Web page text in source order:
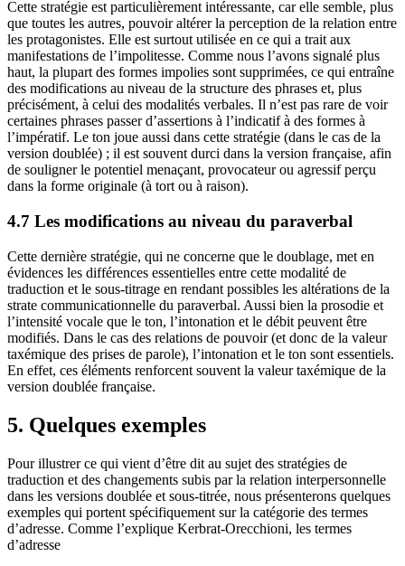
Cette stratégie est particulièrement intéressante, car elle semble, plus
que toutes les autres, pouvoir altérer la perception de la relation entre
les protagonistes. Elle est surtout utilisée en ce qui a trait aux
manifestations de l’impolitesse. Comme nous l’avons signalé plus
haut, la plupart des formes impolies sont supprimées, ce qui entraîne
des modifications au niveau de la structure des phrases et, plus
précisément, à celui des modalités verbales. Il n’est pas rare de voir
certaines phrases passer d’assertions à l’indicatif à des formes à
l’impératif. Le ton joue aussi dans cette stratégie (dans le cas de la
version doublée) ; il est souvent durci dans la version française, afin
de souligner le potentiel menaçant, provocateur ou agressif perçu
dans la forme originale (à tort ou à raison).
4.7 Les modifications au niveau du paraverbal
Cette dernière stratégie, qui ne concerne que le doublage, met en
évidences les différences essentielles entre cette modalité de
traduction et le sous-titrage en rendant possibles les altérations de la
strate communicationnelle du paraverbal. Aussi bien la prosodie et
l’intensité vocale que le ton, l’intonation et le débit peuvent être
modifiés. Dans le cas des relations de pouvoir (et donc de la valeur
taxémique des prises de parole), l’intonation et le ton sont essentiels.
En effet, ces éléments renforcent souvent la valeur taxémique de la
version doublée française.
5. Quelques exemples
Pour illustrer ce qui vient d’être dit au sujet des stratégies de
traduction et des changements subis par la relation interpersonnelle
dans les versions doublée et sous-titrée, nous présenterons quelques
exemples qui portent spécifiquement sur la catégorie des termes
d’adresse. Comme l’explique Kerbrat-Orecchioni, les termes
d’adresse